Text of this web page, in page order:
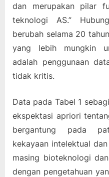
dan merupakan pilar
teknologi AS.”
berubah selama 20
yang lebih mungkin
adalah penggunaan
tidak kritis.
Data pada Tabel 1
ekspektasi apriori
bergantung pada
kekayaan intelektual
masing bioteknologi
dengan pengetahuan